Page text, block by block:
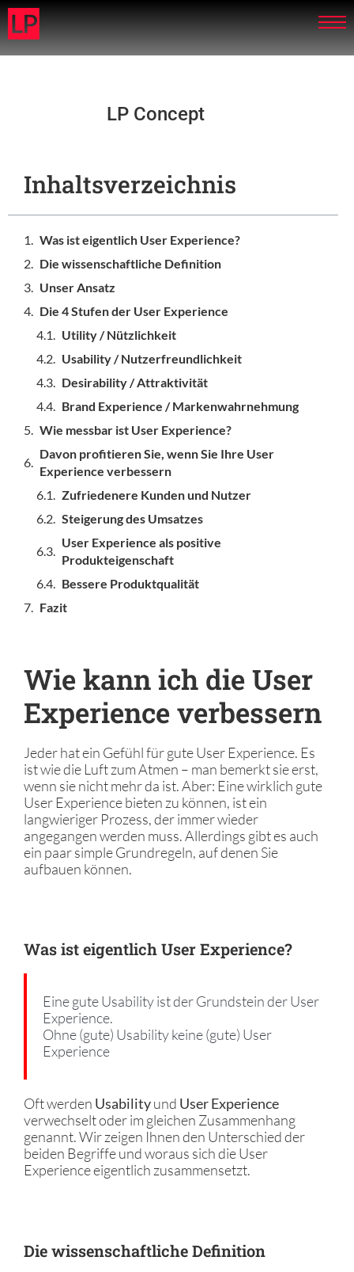
LP Concept
Inhaltsverzeichnis
Was ist eigentlich User Experience?
Die wissenschaftliche Definition
Unser Ansatz
Die 4 Stufen der User Experience
Utility / Nützlichkeit
Usability / Nutzerfreundlichkeit
Desirability / Attraktivität
Brand Experience / Markenwahrnehmung
Wie messbar ist User Experience?
Davon profitieren Sie, wenn Sie Ihre User
Experience verbessern
Zufriedenere Kunden und Nutzer
Steigerung des Umsatzes
User Experience als positive
Produkteigenschaft
Bessere Produktqualität
Fazit
Wie kann ich die User
Experience verbessern
Jeder hat ein Gefühl für gute User Experience. Es
ist wie die Luft zum Atmen – man bemerkt sie erst,
wenn sie nicht mehr da ist. Aber: Eine wirklich gute
User Experience bieten zu können, ist ein
langwieriger Prozess, der immer wieder
angegangen werden muss. Allerdings gibt es auch
ein paar simple Grundregeln, auf denen Sie
aufbauen können.
Was ist eigentlich User Experience?
Eine gute Usability ist der Grundstein der User
Experience.
Ohne (gute) Usability keine (gute) User
Experience
Oft werden Usabilityund User Experience
verwechselt oder im gleichen Zusammenhang
genannt. Wir zeigen Ihnen den Unterschied der
beiden Begriffe und woraus sich die User
Experience eigentlich zusammensetzt.
Die wissenschaftliche Definition